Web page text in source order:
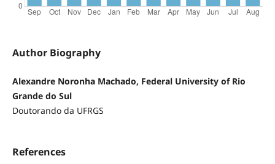
Author Biography
Alexandre Noronha Machado, Federal University of Rio
Grande do Sul
Doutorando da UFRGS
References